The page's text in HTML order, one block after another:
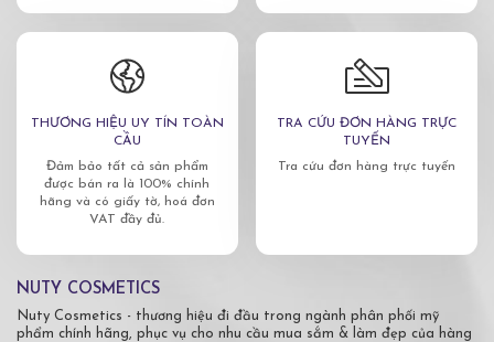
THƯƠNG HIỆU UY TÍN TOÀN
CẦU
Đảm bảo tất cả sản phẩm
được bán ra là 100% chính
hãng và có giấy tờ, hoá đơn
VAT đầy đủ.
TRA CỨU ĐƠN HÀNG TRỰC
TUYẾN
Tra cứu đơn hàng trực tuyến
NUTY COSMETICS
Nuty Cosmetics - thương hiệu đi đầu trong ngành phân phối mỹ
phẩm chính hãng, phục vụ cho nhu cầu mua sắm & làm đẹp của hàng